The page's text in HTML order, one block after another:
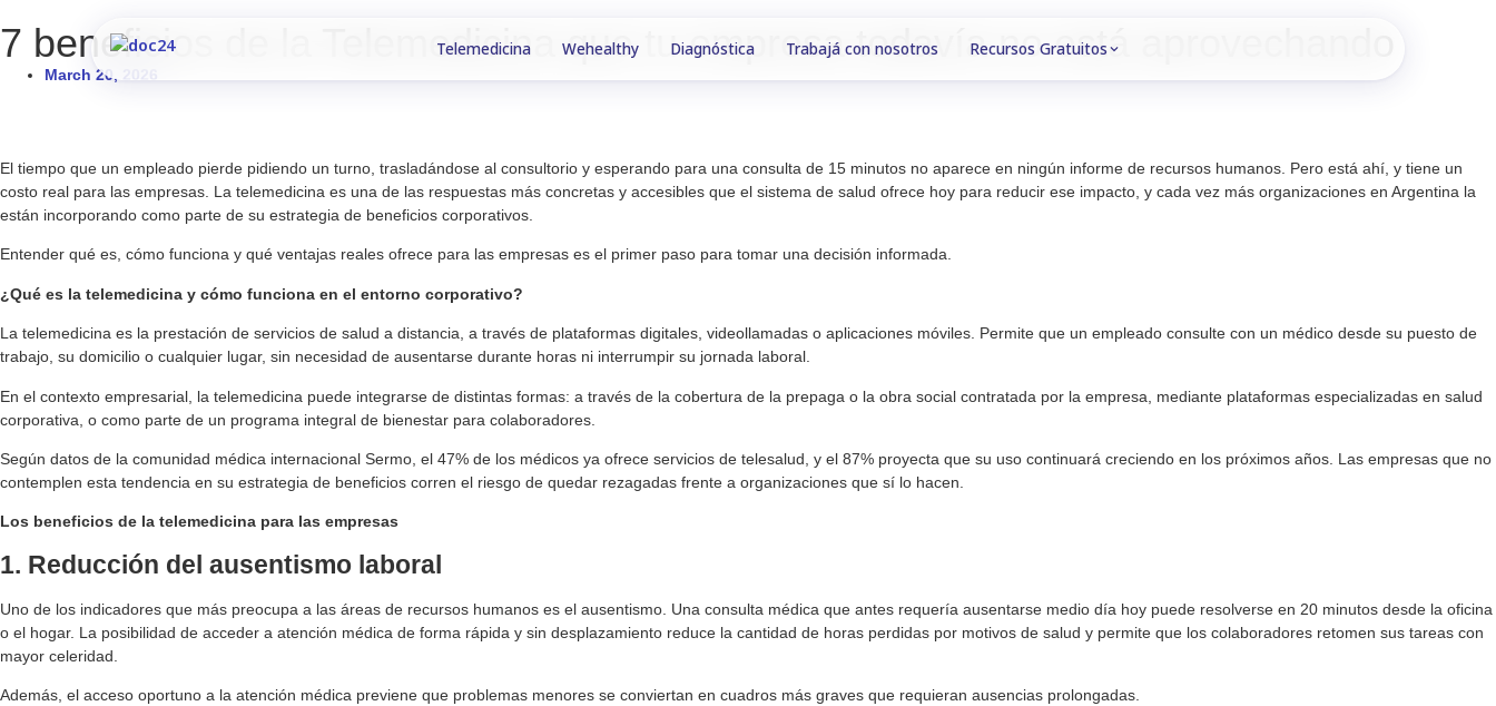
Telemedicina Wehealthy Diagnóstica Trabajá con nosotros Recursos Gratuitos
7 beneficios de la Telemedicina que tu empresa todavía no está aprovechando
March 20, 2026
El tiempo que un empleado pierde pidiendo un turno, trasladándose al consultorio y esperando para una consulta de 15 minutos no aparece en ningún informe de recursos humanos. Pero está ahí, y tiene un
costo real para las empresas. La telemedicina es una de las respuestas más concretas y accesibles que el sistema de salud ofrece hoy para reducir ese impacto, y cada vez más organizaciones en Argentina la
están incorporando como parte de su estrategia de beneficios corporativos.
Entender qué es, cómo funciona y qué ventajas reales ofrece para las empresas es el primer paso para tomar una decisión informada.
¿Qué es la telemedicina y cómo funciona en el entorno corporativo?
La telemedicina es la prestación de servicios de salud a distancia, a través de plataformas digitales, videollamadas o aplicaciones móviles. Permite que un empleado consulte con un médico desde su puesto de
trabajo, su domicilio o cualquier lugar, sin necesidad de ausentarse durante horas ni interrumpir su jornada laboral.
En el contexto empresarial, la telemedicina puede integrarse de distintas formas: a través de la cobertura de la prepaga o la obra social contratada por la empresa, mediante plataformas especializadas en salud
corporativa, o como parte de un programa integral de bienestar para colaboradores.
Según datos de la comunidad médica internacional Sermo, el 47% de los médicos ya ofrece servicios de telesalud, y el 87% proyecta que su uso continuará creciendo en los próximos años. Las empresas que no
contemplen esta tendencia en su estrategia de beneficios corren el riesgo de quedar rezagadas frente a organizaciones que sí lo hacen.
Los beneficios de la telemedicina para las empresas
1. Reducción del ausentismo laboral
Uno de los indicadores que más preocupa a las áreas de recursos humanos es el ausentismo. Una consulta médica que antes requería ausentarse medio día hoy puede resolverse en 20 minutos desde la oficina
o el hogar. La posibilidad de acceder a atención médica de forma rápida y sin desplazamiento reduce la cantidad de horas perdidas por motivos de salud y permite que los colaboradores retomen sus tareas con
mayor celeridad.
Además, el acceso oportuno a la atención médica previene que problemas menores se conviertan en cuadros más graves que requieran ausencias prolongadas.